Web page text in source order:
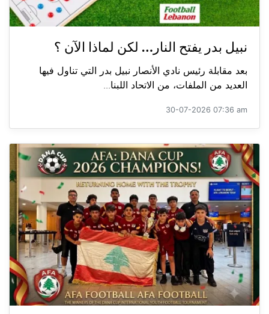
نبيل بدر يفتح النار… لكن لماذا الآن ؟
بعد مقابلة رئيس نادي الأنصار نبيل بدر التي تناول فيها
العديد من الملفات، من الاتحاد اللبنا...
30-07-2026 07:36 am